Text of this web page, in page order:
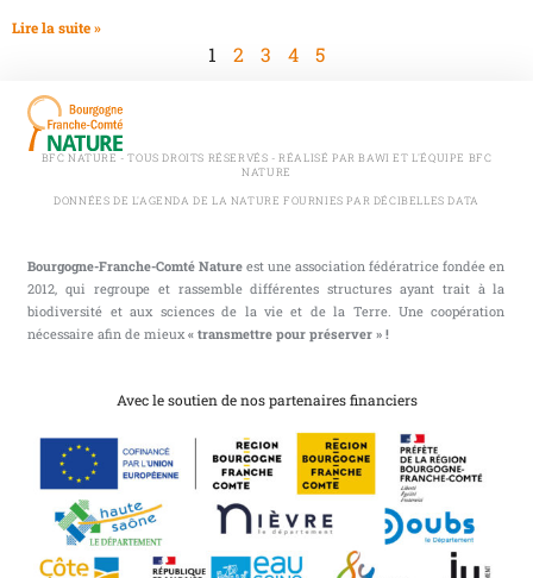
Lire la suite »
1 2 3 4 5
BFC NATURE - TOUS DROITS RÉSERVÉS - RÉALISÉ PAR BAWI ET L'ÉQUIPE BFC
NATURE
DONNÉES DE L'AGENDA DE LA NATURE FOURNIES PAR DÉCIBELLES DATA
Bourgogne-Franche-Comté Nature est une association fédératrice fondée en
2012, qui regroupe et rassemble différentes structures ayant trait à la
biodiversité et aux sciences de la vie et de la Terre. Une coopération
nécessaire afin de mieux« transmettre pour préserver » !
Avec le soutien de nos partenaires financiers